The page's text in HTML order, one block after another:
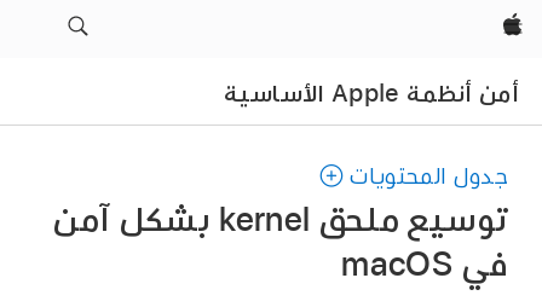
Apple‏
أمن أنظمة Apple الأساسية
جدول المحتويات
توسيع ملحق kernel بشكل آمن
في macOS